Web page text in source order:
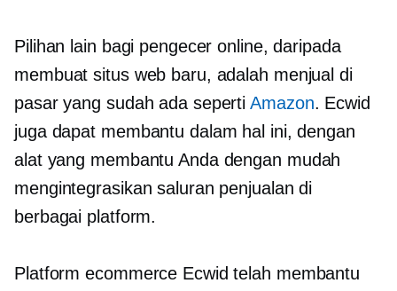
Pilihan lain bagi pengecer online, daripada
membuat situs web baru, adalah menjual di
pasar yang sudah ada sepertiAmazon. Ecwid
juga dapat membantu dalam hal ini, dengan
alat yang membantu Anda dengan mudah
mengintegrasikan saluran penjualan di
berbagai platform.
Platform ecommerce Ecwid telah membantu